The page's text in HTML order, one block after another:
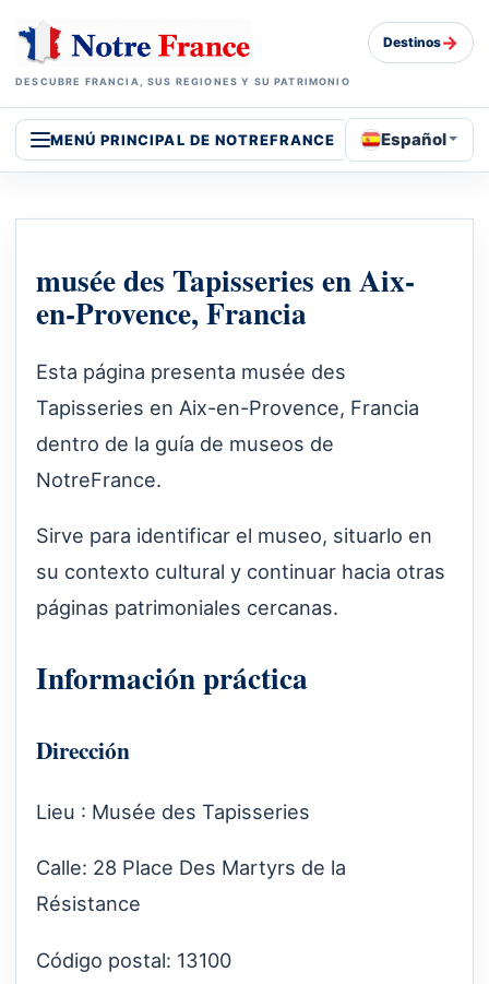
DESCUBRE FRANCIA, SUS REGIONES Y SU PATRIMONIO
Destinos→
MENÚ PRINCIPAL DE NOTREFRANCE Español
musée des Tapisseries en Aix-
en-Provence, Francia
Esta página presenta musée des
Tapisseries en Aix-en-Provence, Francia
dentro de la guía de museos de
NotreFrance.
Sirve para identificar el museo, situarlo en
su contexto cultural y continuar hacia otras
páginas patrimoniales cercanas.
Información práctica
Dirección
Lieu : Musée des Tapisseries
Calle: 28 Place Des Martyrs de la
Résistance
Código postal: 13100